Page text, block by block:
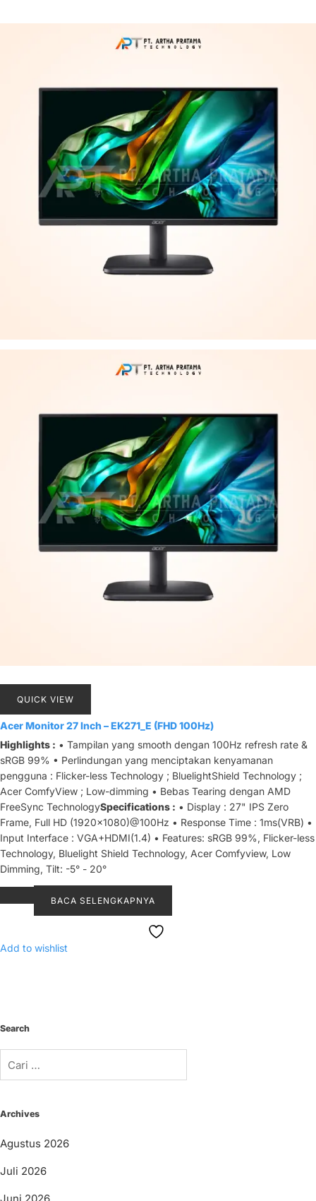
QUICK VIEW
Acer Monitor 27 Inch – EK271_E (FHD 100Hz)
Highlights : • Tampilan yang smooth dengan 100Hz refresh rate &
sRGB 99% • Perlindungan yang menciptakan kenyamanan
pengguna : Flicker-less Technology ; BluelightShield Technology ;
Acer ComfyView ; Low-dimming • Bebas Tearing dengan AMD
FreeSync TechnologySpecifications : • Display : 27" IPS Zero
Frame, Full HD (1920x1080)@100Hz • Response Time : 1ms(VRB) •
Input Interface : VGA+HDMI(1.4) • Features: sRGB 99%, Flicker-less
Technology, Bluelight Shield Technology, Acer Comfyview, Low
Dimming, Tilt: -5° - 20°
BACA SELENGKAPNYA
Add to wishlist
Search
Archives
Agustus 2026
Juli 2026